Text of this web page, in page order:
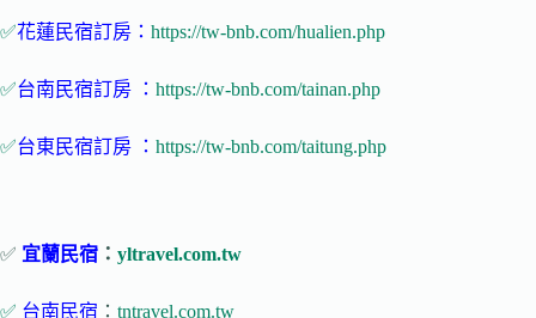
✅花蓮民宿訂房： https://tw-bnb.com/hualien.php
✅台南民宿訂房 ： https://tw-bnb.com/tainan.php
✅台東民宿訂房 ： https://tw-bnb.com/taitung.php
✅ 宜蘭民宿 ： yltravel.com.tw
✅ 台南民宿 ： tntravel.com.tw